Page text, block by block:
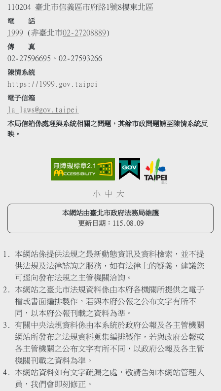
110204 臺北市信義區市府路1號8樓東北區
電 話
1999 (非臺北市02-27208889)
傳 真
02-27596695、02-27593266
陳情系統
https://1999.gov.taipei
電子信箱
la_laws@gov.taipei
本局信箱係處理與系統相關之問題，其餘市政問題請至陳情系統反
映。
小 中 大
本網站由臺北市政府法務局維護
更新日期： 115.08.09
本網站係提供法規之最新動態資訊及資料檢索，並不提
供法規及法律諮詢之服務，如有法律上的疑義，建議您
可逕向發布法規之主管機關洽詢。
本網站之臺北市法規資料係由本府各機關所提供之電子
檔或書面編排製作，若與本府公報之公布文字有所不
同，以本府公報刊載之資料為準。
有關中央法規資料係由本系統於政府公報及各主管機關
網站所發布之法規資料蒐集編排製作，若與政府公報或
各主管機關之公布文字有所不同，以政府公報及各主管
機關刊載之資料為準。
本網站資料如有文字疏漏之處，敬請告知本網站管理人
員，我們會即刻修正。